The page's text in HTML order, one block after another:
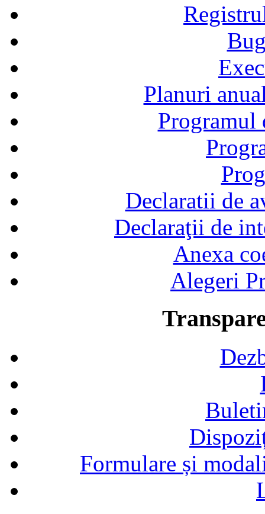
Planuri
Declaratii de
Declaraţii de
Anexa
Alegeri
Formulare și